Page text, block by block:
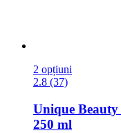
2 opțiuni
2.8 (37)
Unique Beauty
250 ml